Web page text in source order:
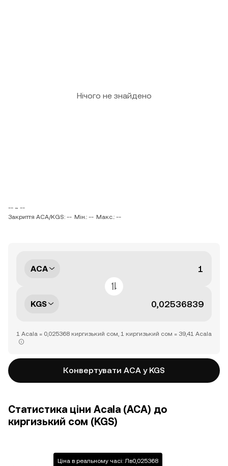
Нічого не знайдено
-- ~ --
Закриття ACA/KGS: -- Мін.: -- Макс.: --
ACA
KGS
1 Acala = 0,025368 киргизький сом, 1 киргизький сом = 39,41 Acala
Конвертувати ACA у KGS
Статистика ціни Acala (ACA) до
киргизький сом (KGS)
Ціна в реальному часі: Лв0,025368